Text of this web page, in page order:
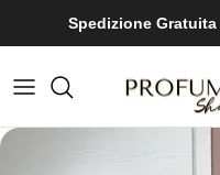
Spedizione Gratuita